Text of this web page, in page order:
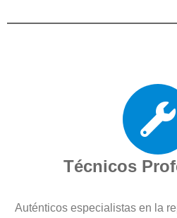
Técnicos
Auténticos especialistas en la